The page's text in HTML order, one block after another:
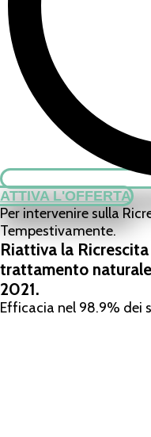
ATTIVA L'OFFERTA
Per intervenire sulla
Tempestivamente.
Riattiva la
trattamento
2021.
Efficacia nel 98.9% dei